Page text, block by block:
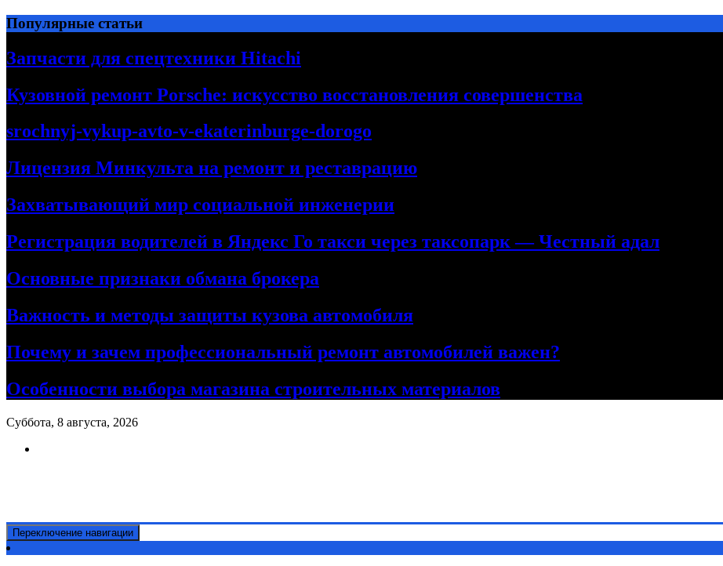
Перейти
к
содержимому
Популярные статьи
Запчасти для спецтехники Hitachi
Кузовной ремонт Porsche: искусство восстановления совершенства
srochnyj-vykup-avto-v-ekaterinburge-dorogo
Лицензия Минкульта на ремонт и реставрацию
Захватывающий мир социальной инженерии
Регистрация водителей в Яндекс Го такси через таксопарк — Честный адал
Основные признаки обмана брокера
Важность и методы защиты кузова автомобиля
Почему и зачем профессиональный ремонт автомобилей важен?
Особенности выбора магазина строительных материалов
Суббота, 8 августа, 2026
Переключение навигации